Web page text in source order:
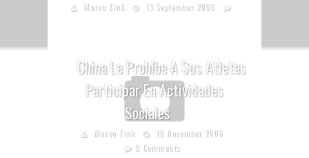
Marco Zink 13 September 2006
China Le Prohíbe A Sus Atletas
Participar En Actividades
Sociales
Marco Zink
10 November 2006
0 Comments